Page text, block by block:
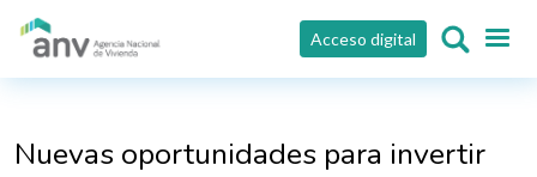
Pasar al contenido principal
Acceso digital
Nuevas oportunidades para invertir